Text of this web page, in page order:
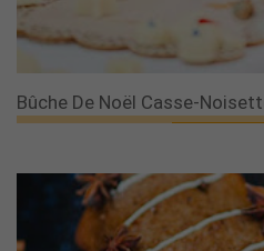
Bûche De Noël Casse-